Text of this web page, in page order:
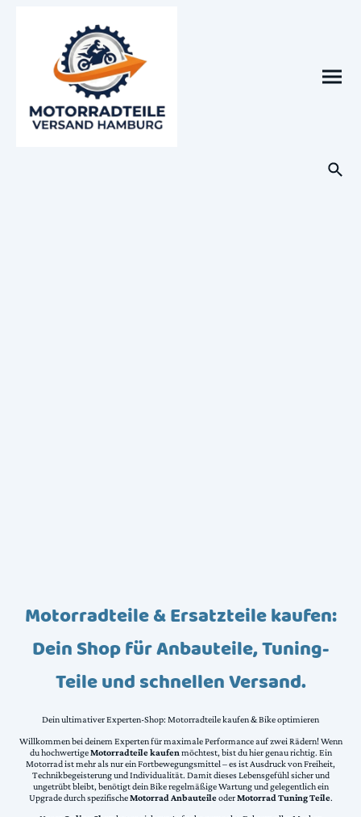
Motorradteile & Ersatzteile kaufen:
Dein Shop für Anbauteile, Tuning-
Teile und schnellen Versand.
Dein ultimativer Experten-Shop: Motorradteile kaufen & Bike optimieren
Willkommen bei deinem Experten für maximale Performance auf zwei Rädern! Wenn
du hochwertigeMotorradteile kaufen möchtest, bist du hier genau richtig. Ein
Motorrad ist mehr als nur ein Fortbewegungsmittel – es ist Ausdruck von Freiheit,
Technikbegeisterung und Individualität. Damit dieses Lebensgefühl sicher und
ungetrübt bleibt, benötigt dein Bike regelmäßige Wartung und gelegentlich ein
Upgrade durch spezifischeMotorrad AnbauteileoderMotorrad Tuning Teile.